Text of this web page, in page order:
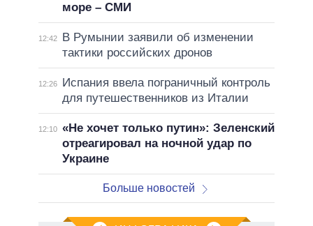
море – СМИ
12:42
В Румынии заявили об изменении
тактики российских дронов
12:26
Испания ввела пограничный контроль
для путешественников из Италии
12:10 «Не хочет только путин»: Зеленский
отреагировал на ночной удар по
Украине
Больше новостей